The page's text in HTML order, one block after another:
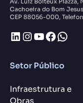
Cachoeira do Bom
CEP 88056-000,
LinkedIn
Instagram
Youtube
Setor Público
Infraestrutura e